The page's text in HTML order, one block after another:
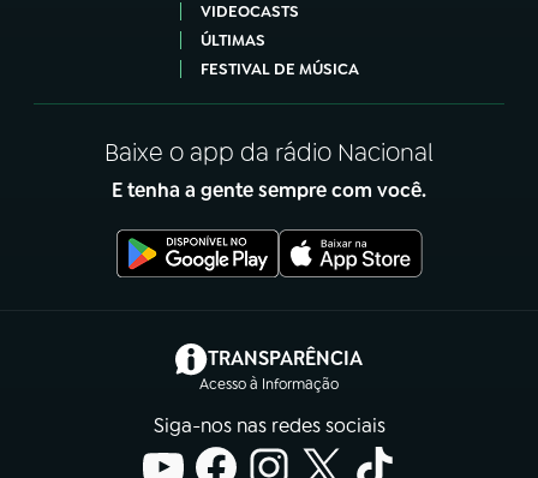
VIDEOCASTS
ÚLTIMAS
FESTIVAL DE MÚSICA
Baixe o app da rádio Nacional
E tenha a gente sempre com você.
TRANSPARÊNCIA
Acesso à Informação
(abre em nova aba)
Siga-nos nas redes sociais